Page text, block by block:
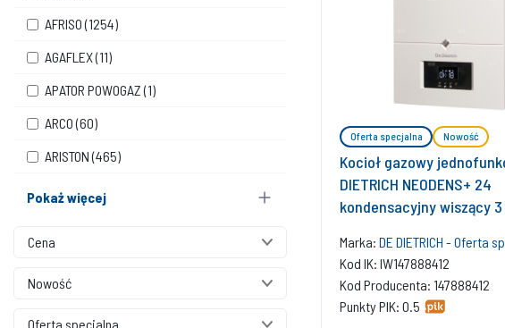
AFRISO(1254)
AGAFLEX(11)
APATOR POWOGAZ(1)
ARCO(60)
ARISTON(465)
Pokaż więcej
Cena
Nowość
Oferta specjalna
Oferta specjalna Nowość
Kocioł gazowy
DIETRICH NEODENS+ 24
kondensacyjny wiszący 3
Marka: DE DIETRICH - Oferta
Kod IK: IW147888412
Kod Producenta: 147888412
Punkty PIK: 0.5